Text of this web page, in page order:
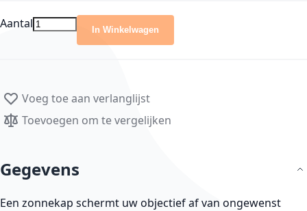
Aantal In Winkelwagen
Voeg toe aan verlanglijst
Toevoegen om te vergelijken
Gegevens
Een zonnekap schermt uw objectief af van ongewenst